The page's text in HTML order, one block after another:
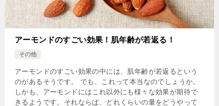
アーモンドのすごい効果！肌年齢が若返る！
その他
アーモンドのすごい効果の中には、肌年齢が若返るという
のがあるそうです。 でも、これって本当なのでしょうか。
しかも、アーモンドにはこれ以外にも様々な効果が期待で
きるようです。それならば、どれくらいの量をどうやって